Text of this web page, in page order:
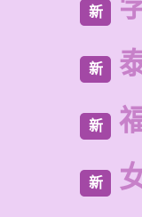
新
新
新
新